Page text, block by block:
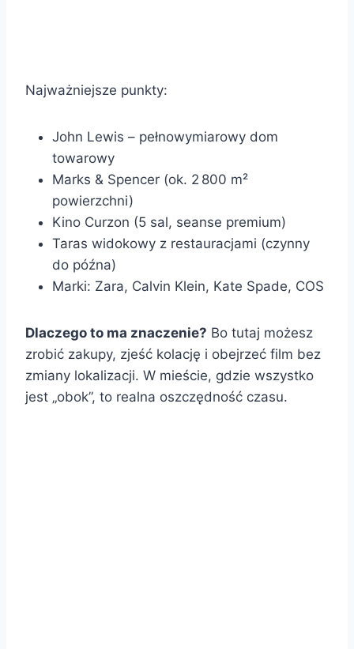
Najważniejsze punkty:
John Lewis – pełnowymiarowy dom
towarowy
Marks & Spencer (ok. 2 800 m²
powierzchni)
Kino Curzon (5 sal, seanse premium)
Taras widokowy z restauracjami (czynny
do późna)
Marki: Zara, Calvin Klein, Kate Spade, COS
Dlaczego to ma znaczenie? Bo tutaj możesz
zrobić zakupy, zjeść kolację i obejrzeć film bez
zmiany lokalizacji. W mieście, gdzie wszystko
jest „obok”, to realna oszczędność czasu.